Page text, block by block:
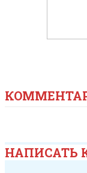
НАПИСАТЬ